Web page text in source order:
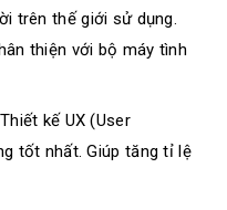
trên thế giới sử dụng.
thiện với bộ máy tình
kế UX (User
tốt nhất. Giúp tăng tỉ lệ